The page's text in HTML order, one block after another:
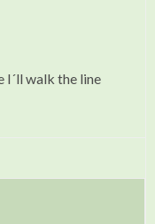
I´ll walk the line